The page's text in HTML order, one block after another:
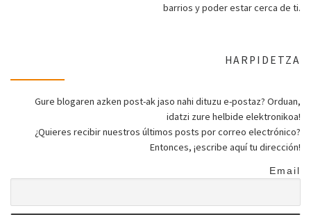
barrios y poder estar cerca de ti.
HARPIDETZA
Gure blogaren azken post-ak jaso nahi dituzu e-postaz? Orduan,
idatzi zure helbide elektronikoa!
¿Quieres recibir nuestros últimos posts por correo electrónico?
Entonces, ¡escribe aquí tu dirección!
Email